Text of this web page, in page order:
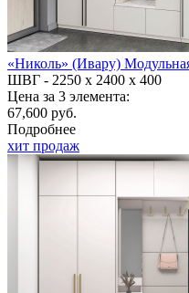
«Николь» (Ивару)
ШВГ - 2250 х 2400 х 400
Цена за 3 элемента:
67,600 руб.
Подробнее
хит продаж